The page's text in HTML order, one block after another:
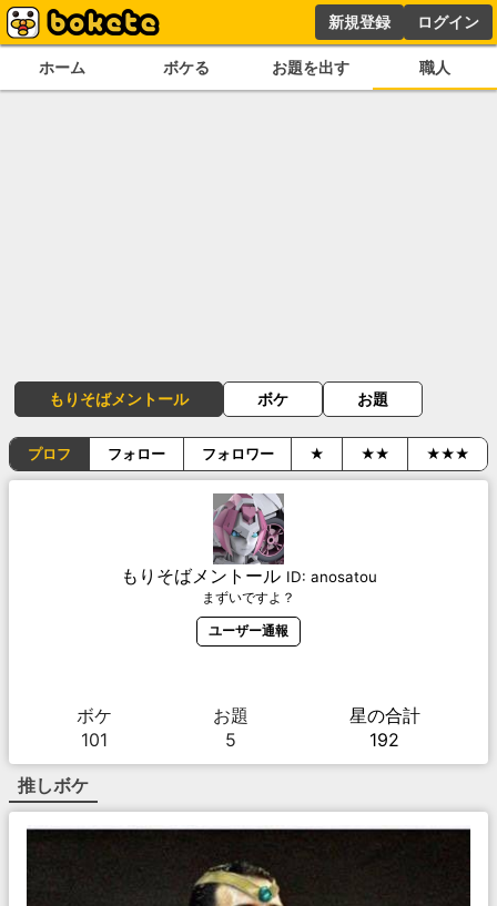
新規登録 ログイン
ホーム ボケる お題を出す 職人
もりそばメントール ボケ お題
プロフ フォロー フォロワー ★ ★★ ★★★
もりそばメントール ID: anosatou
まずいですよ？
ユーザー通報
ボケ
101
お題
5
星の合計
192
推しボケ